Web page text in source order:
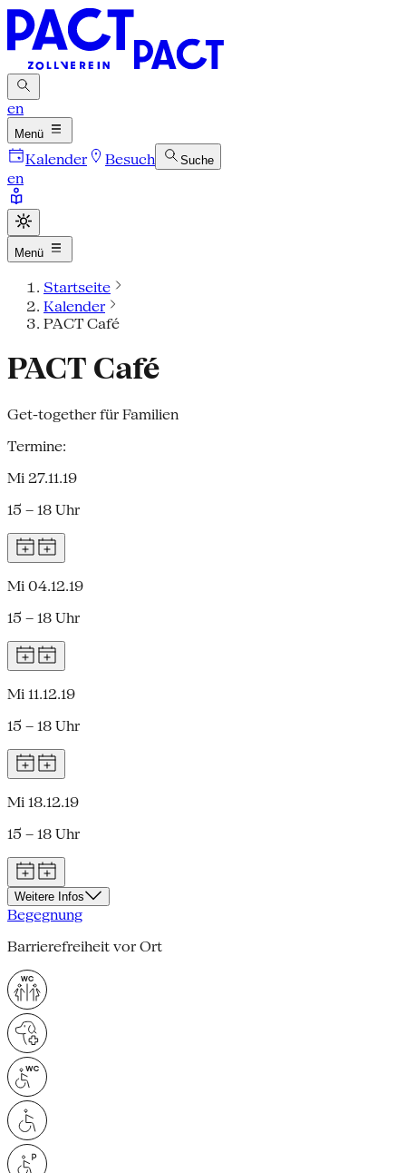
en
Menü
Kalender Besuch Suche
en
Menü
Startseite
Kalender
PACT Café
PACT Café
Get-together für Familien
Termine:
Mi 27.11.19
15 – 18 Uhr
Mi 04.12.19
15 – 18 Uhr
Mi 11.12.19
15 – 18 Uhr
Mi 18.12.19
15 – 18 Uhr
Weitere Infos
Begegnung
Barrierefreiheit vor Ort